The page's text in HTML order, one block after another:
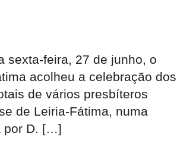
sexta-feira, 27 de junho, o
acolheu a celebração dos
de vários presbíteros
de Leiria-Fátima, numa
por D. […]